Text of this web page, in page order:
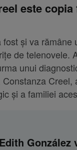
este copia
și va rămâne
de telenovele.
unui
Creel,
și a familiei
González